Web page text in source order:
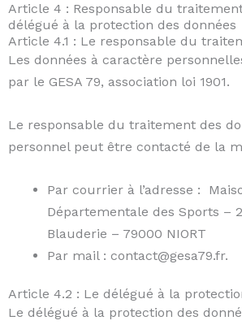
Article 4 : Responsable du
délégué à la protection des données
Article 4.1 : Le responsable du
Les données à caractère
par le GESA 79, association loi 1901.
Le responsable du traitement des
personnel peut être contacté de la
Par courrier à l’adresse :
Départementale des Sports –
Blauderie – 79000 NIORT
Par mail : contact@gesa79.fr.
Article 4.2 : Le délégué à la
Le délégué à la protection des